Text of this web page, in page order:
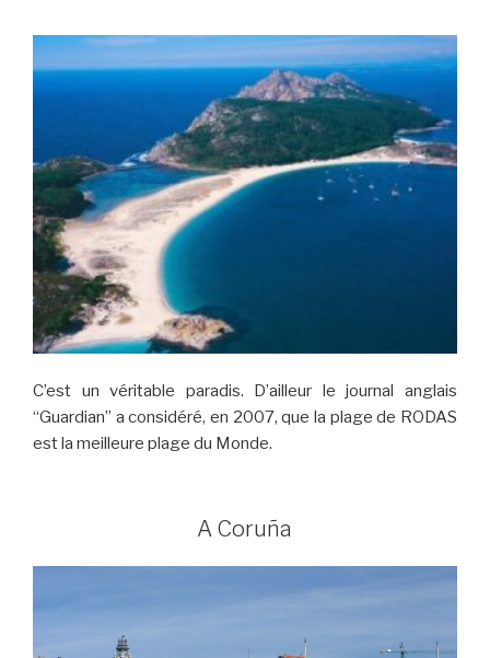
C’est un véritable paradis. D’ailleur le journal anglais
“Guardian” a considéré, en 2007, que la plage de RODAS
est la meilleure plage du Monde.
A Coruña